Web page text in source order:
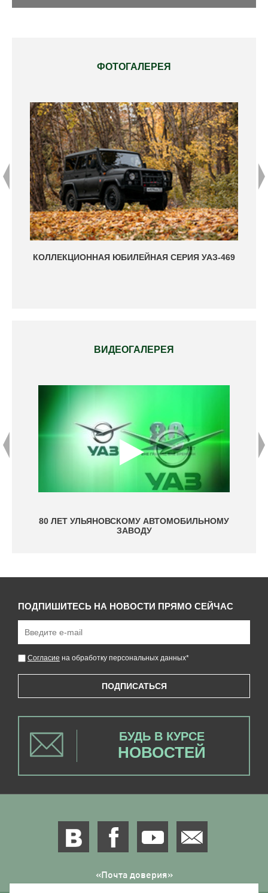
ФОТОГАЛЕРЕЯ
КОЛЛЕКЦИОННАЯ ЮБИЛЕЙНАЯ СЕРИЯ УАЗ-469
ВИДЕОГАЛЕРЕЯ
80 ЛЕТ УЛЬЯНОВСКОМУ АВТОМОБИЛЬНОМУ
ЗАВОДУ
ПОДПИШИТЕСЬ НА НОВОСТИ ПРЯМО СЕЙЧАС
ПОДПИСАТЬСЯ
Согласие на обработку персональных данных*
БУДЬ В КУРСЕ
НОВОСТЕЙ
«Почта доверия»